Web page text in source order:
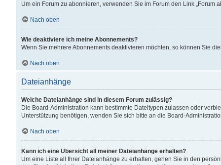
Um ein Forum zu abonnieren, verwenden Sie im Forum den Link „Forum
Nach oben
Wie deaktiviere ich meine Abonnements?
Wenn Sie mehrere Abonnements deaktivieren möchten, so können Sie
Nach oben
Dateianhänge
Welche Dateianhänge sind in diesem Forum zulässig?
Die Board-Administration kann bestimmte Dateitypen zulassen oder
Unterstützung benötigen, wenden Sie sich bitte an die Board-
Nach oben
Kann ich eine Übersicht all meiner Dateianhänge erhalten?
Um eine Liste all Ihrer Dateianhänge zu erhalten, gehen Sie in den